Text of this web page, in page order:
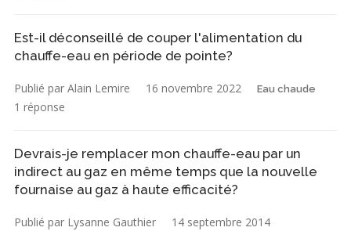
Est-il déconseillé de couper l'alimentation du
chauffe-eau en période de pointe?
Publié par Alain Lemire 16 novembre 2022 Eau chaude
1 réponse
Devrais-je remplacer mon chauffe-eau par un
indirect au gaz en même temps que la nouvelle
fournaise au gaz à haute efficacité?
Publié par Lysanne Gauthier 14 septembre 2014